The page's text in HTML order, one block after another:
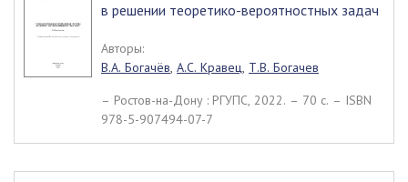
в решении теоретико-вероятностных задач
Авторы:
В.А. Богачёв, А.С. Кравец, Т.В. Богачев
– Ростов-на-Дону : РГУПС, 2022. – 70 c. – ISBN
978-5-907494-07-7